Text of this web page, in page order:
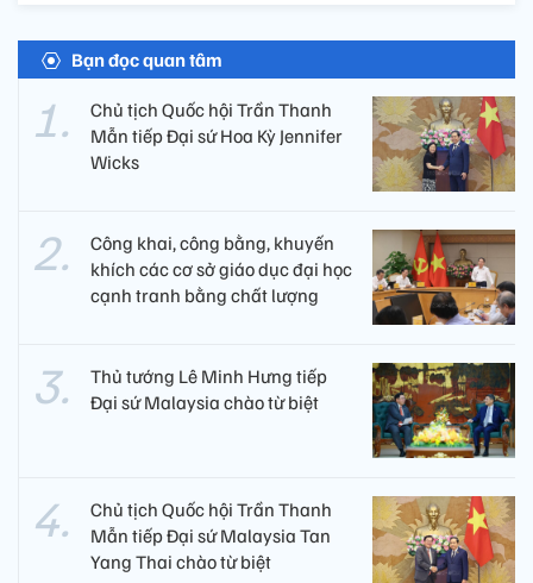
Bạn đọc quan tâm
Chủ tịch Quốc hội Trần Thanh
Mẫn tiếp Đại sứ Hoa Kỳ Jennifer
Wicks
Công khai, công bằng, khuyến
khích các cơ sở giáo dục đại học
cạnh tranh bằng chất lượng​
Thủ tướng Lê Minh Hưng tiếp
Đại sứ Malaysia chào từ biệt
Chủ tịch Quốc hội Trần Thanh
Mẫn tiếp Đại sứ Malaysia Tan
Yang Thai chào từ biệt